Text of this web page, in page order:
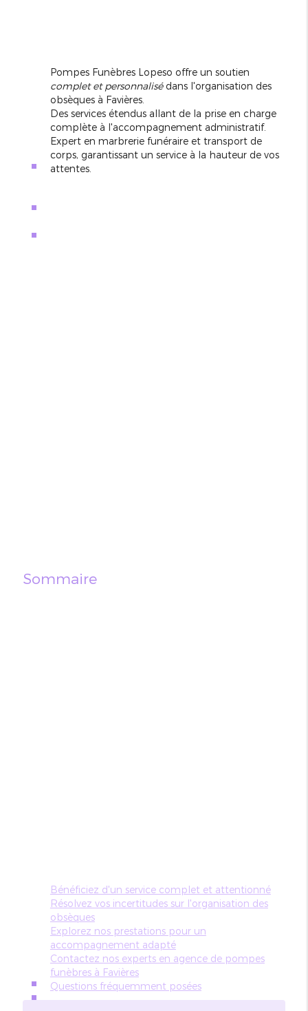
Pompes Funèbres Lopeso offre un soutien
complet et personnalisédans l'organisation des
obsèques à Favières.
Des services étendus allant de la prise en charge
complète à l'accompagnement administratif.
Expert en marbrerie funéraire et transport de
corps, garantissant un service à la hauteur de vos
attentes.
Sommaire
Bénéficiez d'un service complet et attentionné
Résolvez vos incertitudes sur l'organisation des
obsèques
Explorez nos prestations pour un
accompagnement adapté
Contactez nos experts en agence de pompes
funèbres à Favières
Questions fréquemment posées